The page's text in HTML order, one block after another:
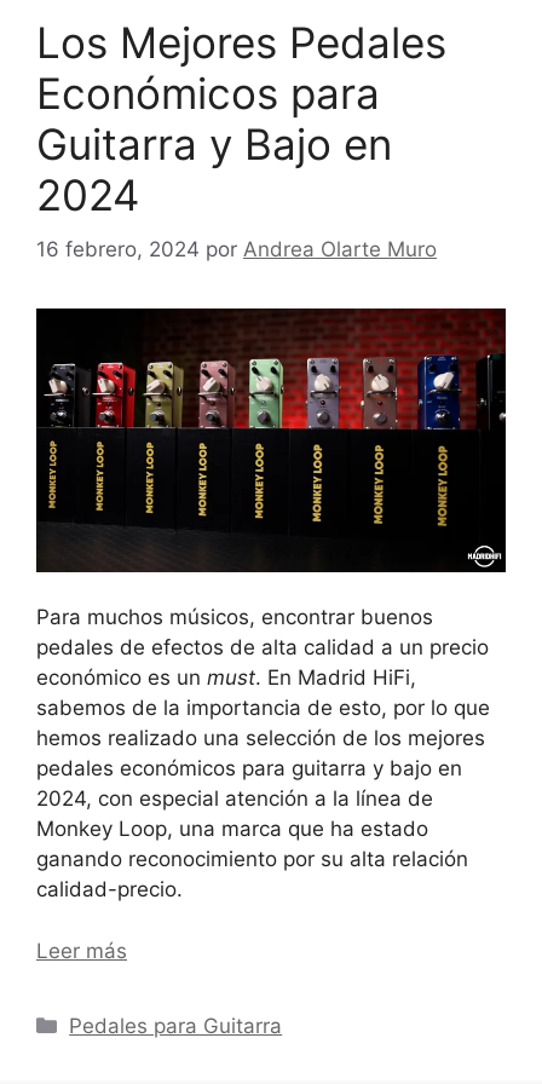
Los Mejores Pedales
Económicos para
Guitarra y Bajo en
2024
16 febrero, 2024 por Andrea Olarte Muro
Para muchos músicos, encontrar buenos
pedales de efectos de alta calidad a un precio
económico es un must. En Madrid HiFi,
sabemos de la importancia de esto, por lo que
hemos realizado una selección de los mejores
pedales económicos para guitarra y bajo en
2024, con especial atención a la línea de
Monkey Loop, una marca que ha estado
ganando reconocimiento por su alta relación
calidad-precio.
Leer más
Categorías
Pedales para Guitarra